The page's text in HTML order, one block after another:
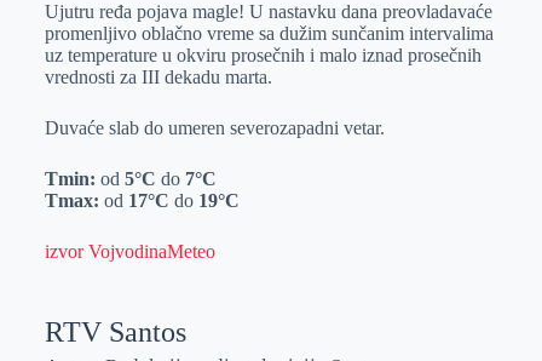
e
r
I
n
s
A
p
p
a
i
l
Ujutru ređa pojava magle! U nastavku dana preovladavaće
promenljivo oblačno vreme sa dužim sunčanim intervalima
uz temperature u okviru prosečnih i malo iznad prosečnih
vrednosti za III dekadu marta.
Duvaće slab do umeren severozapadni vetar.
Tmin: od 5°C do 7°C
Tmax: od 17°C do 19°C
izvor VojvodinaMeteo
RTV Santos